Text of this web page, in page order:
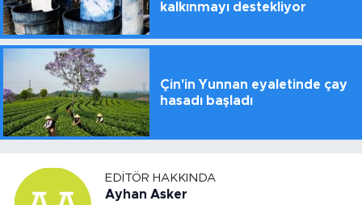
kalkınmayı destekliyor
Çin'in Yunnan eyaletinde çay
hasadı başladı
EDITÖR HAKKINDA
Ayhan Asker